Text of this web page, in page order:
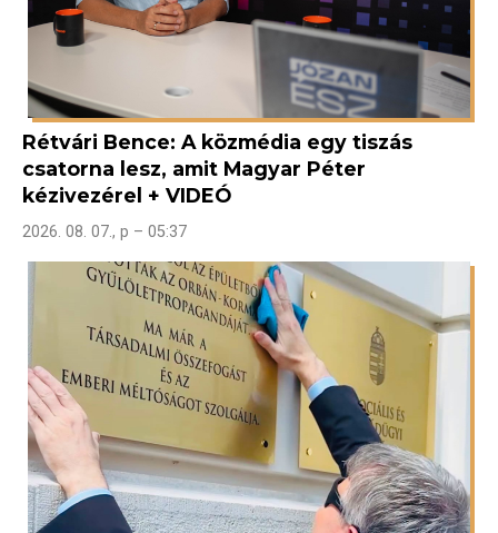
Rétvári Bence: A közmédia egy tiszás
csatorna lesz, amit Magyar Péter
kézivezérel + VIDEÓ
2026. 08. 07., p – 05:37